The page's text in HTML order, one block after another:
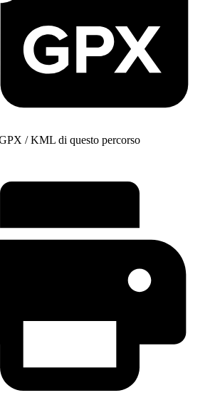
/ KML di questo percorso